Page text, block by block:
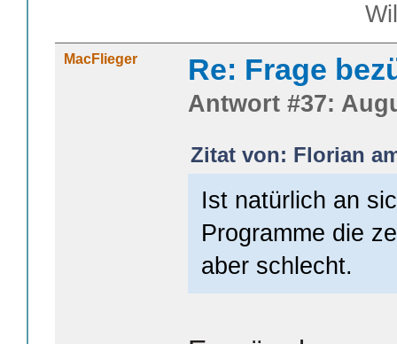
William
MacFlieger Re: Frage
Antwort #37:
Zitat von: Florian
Ist natürlich an
Programme die
aber schlecht.